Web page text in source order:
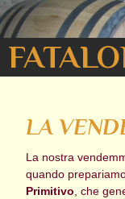
Cerca
VAI
LA
La nostra
quando
Primitivo, che